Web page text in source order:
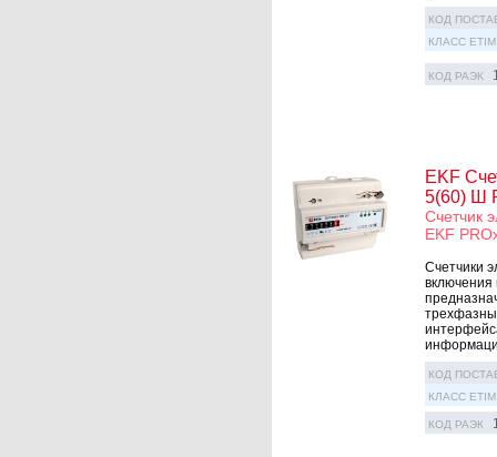
КОД
КЛАСС ETIM
КОД РАЭК
EKF
5(60) Ш
Счетчик
EKF
Счетчики
КОД
КЛАСС ETIM
КОД РАЭК